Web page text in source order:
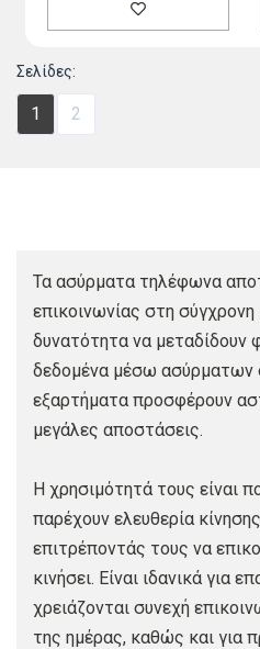
Σελίδες:
1 2
Τα ασύρματα τηλέφωνα
επικοινωνίας στη
δυνατότητα να μεταδίδουν
δεδομένα μέσω ασύρματων
εξαρτήματα προσφέρουν
μεγάλες αποστάσεις.
Η χρησιμότητά τους είναι
παρέχουν ελευθερία
επιτρέποντάς τους να
κινήσει. Είναι ιδανικά για
χρειάζονται συνεχή
της ημέρας, καθώς και για